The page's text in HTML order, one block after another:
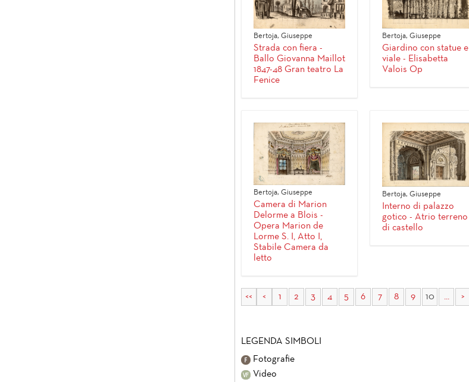
Bertoja, Giuseppe
Strada con fiera -
Ballo Giovanna Maillot
1847-48 Gran teatro La
Fenice
Bertoja, Giuseppe
Giardino con statue e
viale - Elisabetta
Valois Op
Bertoja, Giuseppe
Camera di Marion
Delorme a Blois -
Opera Marion de
Lorme S. I, Atto I,
Stabile Camera da
letto
Bertoja, Giuseppe
Interno di palazzo
gotico - Atrio terreno
di castello
<< < 1 2 3 4 5 6 7 8 9 10 ... >
LEGENDA SIMBOLI
Fotografie
Video